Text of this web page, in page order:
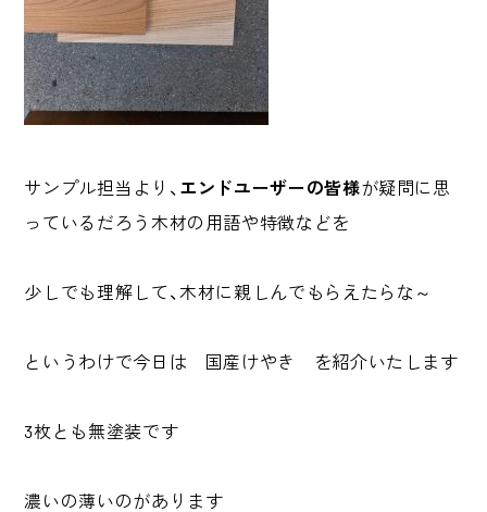
サンプル担当より、 エンドユーザーの皆様が疑問に思
っているだろう木材の用語や特徴などを
少しでも理解して、木材に親しんでもらえたらな～
というわけで今日は 国産けやき を紹介いたします
3枚とも無塗装です
濃いの薄いのがあります